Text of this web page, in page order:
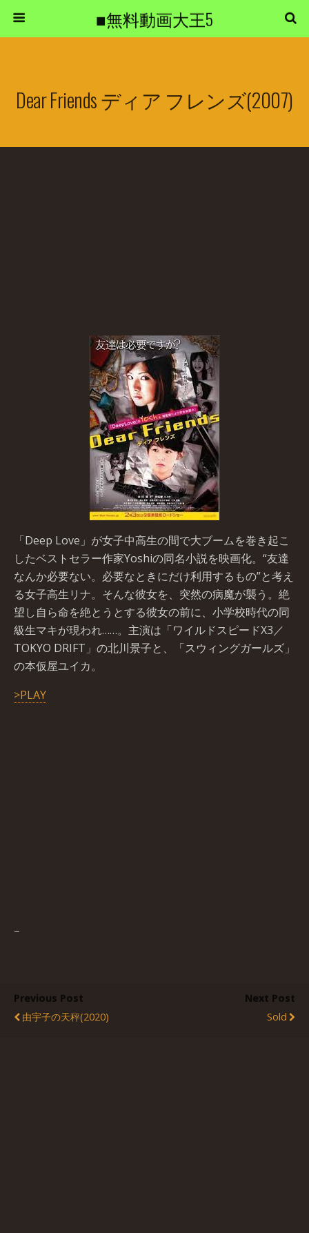
■無料動画大王5
Dear Friends ディア フレンズ(2007)
「Deep Love」が女子中高生の間で大ブームを巻き起こ
したベストセラー作家Yoshiの同名小説を映画化。“友達
なんか必要ない。必要なときにだけ利用するもの”と考え
る女子高生リナ。そんな彼女を、突然の病魔が襲う。絶
望し自ら命を絶とうとする彼女の前に、小学校時代の同
級生マキが現われ……。主演は「ワイルドスピードX3／
TOKYO DRIFT」の北川景子と、「スウィングガールズ」
の本仮屋ユイカ。
>PLAY
–
Previous Post
由宇子の天秤(2020)
Next Post
Sold